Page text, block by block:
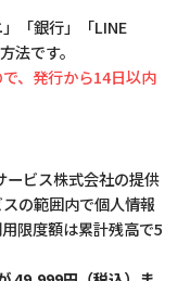
「銀行」「LINE
法です。
、発行から14日以内
ービス株式会社の提供
の範囲内で個人情報
限度額は累計残高で5